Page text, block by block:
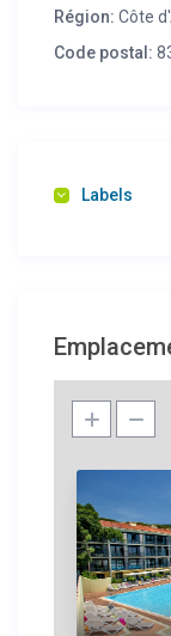
Région: Côte
Code postal:
Labels